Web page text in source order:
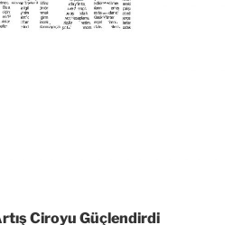
Ciroyu Güçlendirdi